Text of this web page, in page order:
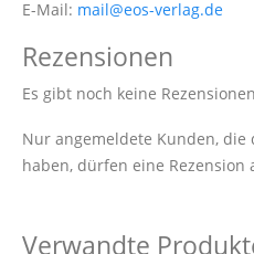
E-Mail: mail@eos-verlag.de
Rezensionen
Es gibt noch keine
Nur angemeldete Kunden, die
haben, dürfen eine Rezension
Verwandte